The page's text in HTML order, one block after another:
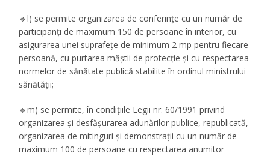
🔹l) se permite organizarea de conferințe cu un număr de
participanți de maximum 150 de persoane în interior, cu
asigurarea unei suprafețe de minimum 2 mp pentru fiecare
persoană, cu purtarea măștii de protecție și cu respectarea
normelor de sănătate publică stabilite în ordinul ministrului
sănătății;
🔹m) se permite, în condițiile Legii nr. 60/1991 privind
organizarea și desfășurarea adunărilor publice, republicată,
organizarea de mitinguri și demonstrații cu un număr de
maximum 100 de persoane cu respectarea anumitor